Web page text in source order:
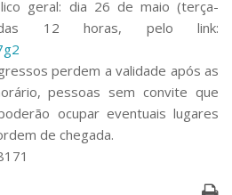
geral: dia 26 de maio (terça-
12 horas, pelo link:
perdem a validade após as
pessoas sem convite que
ocupar eventuais lugares
de chegada.